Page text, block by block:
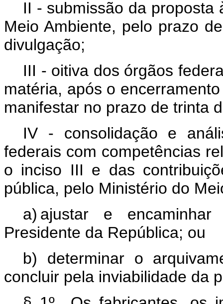
II - submissão da proposta
Meio Ambiente, pelo prazo
divulgação;
III - oitiva dos órgãos
matéria, após o
manifestar no prazo de trinta
IV - consolidação e
federais com competências
o inciso III e das
pública, pelo Ministério do
a) ajustar e
Presidente da República; ou
b) determinar o
concluir pela inviabilidade da